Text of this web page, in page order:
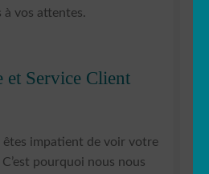
vos attentes.
et Service Client
êtes impatient de voir votre
pourquoi nous nous